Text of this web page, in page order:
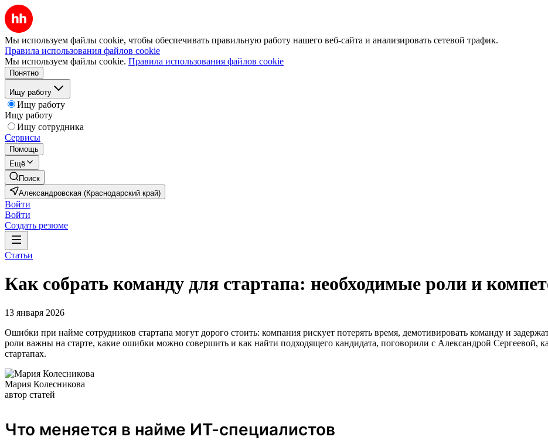
Мы используем файлы cookie, чтобы обеспечивать правильную работу нашего веб-сайта и анализировать сетевой трафик.
Правила использования файлов cookie
Мы используем файлы cookie. Правила использования файлов cookie
Понятно
Ищу работу
Ищу работу
Ищу работу
Ищу сотрудника
Сервисы
Помощь
Ещё
Поиск
Александровская (Краснодарский край)
Войти
Войти
Создать резюме
Статьи
Как собрать команду для стартапа: необходимые роли и
13 января 2026
Ошибки при найме сотрудников стартапа могут дорого стоить: компания рискует потерять время, демотивировать команду и
роли важны на старте, какие ошибки можно совершить и как найти подходящего кандидата, поговорили с Александрой Сергеевой,
стартапах.
Мария Колесникова
автор статей
Что меняется в найме ИТ-специалистов